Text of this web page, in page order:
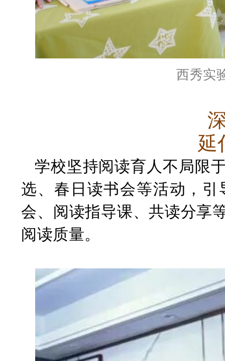
西秀实
延
学校坚持阅读育人不局限
选、春日读书会等活动，
会、阅读指导课、共读分享
阅读质量。